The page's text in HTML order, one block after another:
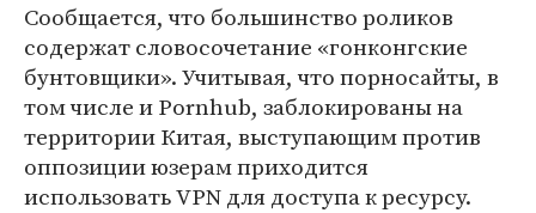
Сообщается, что большинство роликов
содержат словосочетание «гонконгские
бунтовщики». Учитывая, что порносайты, в
том числе и Pornhub, заблокированы на
территории Китая, выступающим против
оппозиции юзерам приходится
использовать VPN для доступа к ресурсу.